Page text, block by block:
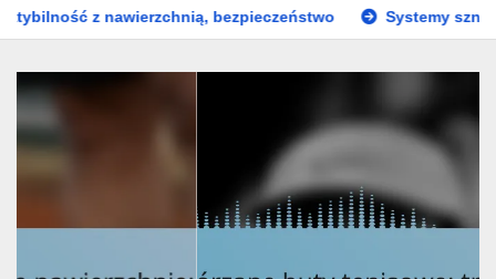
nawierzchnią, bezpieczeństwo Systemy sznurowania w